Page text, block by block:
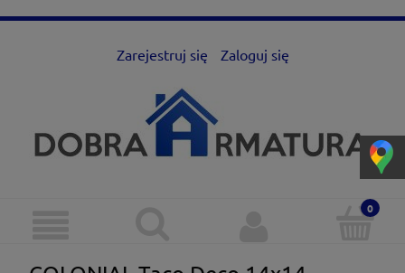
Zarejestruj się Zaloguj się